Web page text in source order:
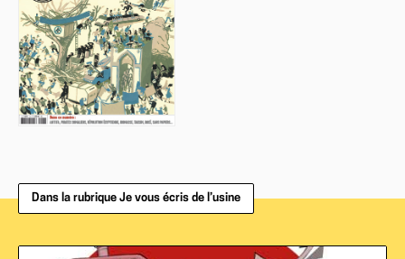
Dans la rubrique Je vous écris de l’usine